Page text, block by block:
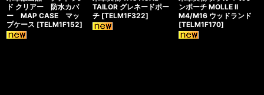
ド クリアー 防水カバ
ー MAP CASE マッ
プケース [TELM1F152]
TAILOR グレネードポー
チ [TELM1F322]
ンポーチ MOLLE II
M4/M16 ウッドランド
[TELM1F170]